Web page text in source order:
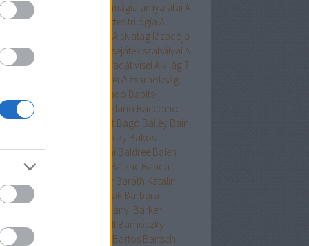
népe
A mágia árnyalatai A
rabjai
A nyertes trilógia A
A sivatag lázadója
egyenlete
A szerencsejáték szabályai A
boszorkánya
A tacskó Pradát viselA világ 7
A Yellowstone alfahímjei A zsarnokság
Babilon Kiadó Babits-
Baccalario Baccomo
Baehr Baggot Bagó Bailey Bain
Bakóczy Bakos
krimik
Baldini Baldree Balen
ErikaBallard Balzac Banda
Bán Mór Baráth Katalin
Viktória
Barátnak tartalak Barbara
Bárkányi Barker
Barnard Barnhill Barnóczky
Barreau Bartos Bartsch